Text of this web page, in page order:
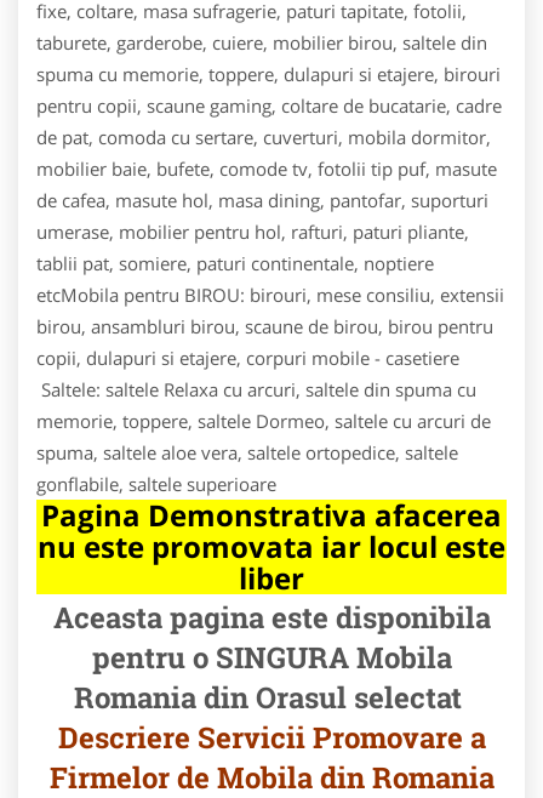
fixe, coltare, masa sufragerie, paturi tapitate, fotolii,
taburete, garderobe, cuiere, mobilier birou, saltele din
spuma cu memorie, toppere, dulapuri si etajere, birouri
pentru copii, scaune gaming, coltare de bucatarie, cadre
de pat, comoda cu sertare, cuverturi, mobila dormitor,
mobilier baie, bufete, comode tv, fotolii tip puf, masute
de cafea, masute hol, masa dining, pantofar, suporturi
umerase, mobilier pentru hol, rafturi, paturi pliante,
tablii pat, somiere, paturi continentale, noptiere
etcMobila pentru BIROU: birouri, mese consiliu, extensii
birou, ansambluri birou, scaune de birou, birou pentru
copii, dulapuri si etajere, corpuri mobile - casetiere
Saltele: saltele Relaxa cu arcuri, saltele din spuma cu
memorie, toppere, saltele Dormeo, saltele cu arcuri de
spuma, saltele aloe vera, saltele ortopedice, saltele
gonflabile, saltele superioare
Pagina Demonstrativa afacerea
nu este promovata iar locul este
liber
Aceasta pagina este disponibila
pentru o SINGURA Mobila
Romania din Orasul selectat
Descriere Servicii Promovare a
Firmelor de Mobila din Romania